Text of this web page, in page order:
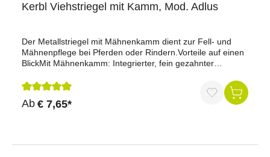
Kerbl Viehstriegel mit Kamm, Mod. Adlus
Der Metallstriegel mit Mähnenkamm dient zur Fell- und
Mähnenpflege bei Pferden oder Rindern.Vorteile auf einen
BlickMit Mähnenkamm: Integrierter, fein gezahnter
ausgeführt.Beidseitig verwendbar: Für die Anwendung auf
beiden Seiten geeignet.Holzgriff: Mit Holzgriff für eine
sichere Handhabung.8-reihig durchbrochen: Striegelfläche
Durchschnittliche Bewertung von 5 von 5 Sternen
Ab € 7,65*